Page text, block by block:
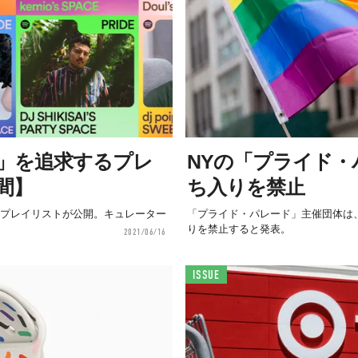
を追求するプレ
レイリストが公開。キュレーター
2021/06/16
NYの「プライド
ち入りを禁止
「プライド・パレード」主催団体
りを禁止すると発表。
ISSUE